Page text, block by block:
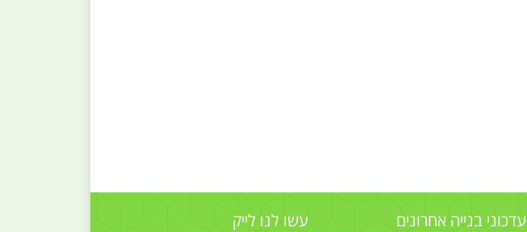
עדכוני בנייה אחרונים עשו לנו לייק